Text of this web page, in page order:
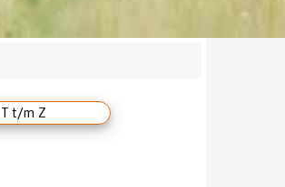
T t/m Z